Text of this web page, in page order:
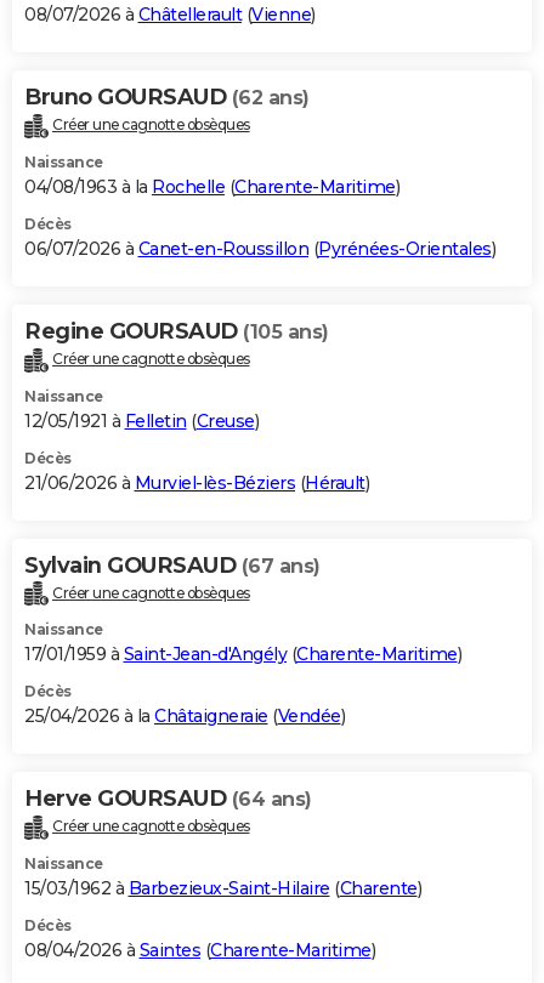
S'inscrire
Se connecter
Lycées
Collèges
Primaires
Universités
Entreprises
Service militaire
Avis de recherche
AVIS DE DÉCÈS
Bricolage
Lifestyle
Culture
Sport
Auto
Television
Voyage
Cinema
08/07/2026 à Châtellerault(Vienne)
Bruno GOURSAUD (62 ans)
Créer une cagnotte obsèques
Naissance
04/08/1963 à la Rochelle (Charente-Maritime)
Décès
06/07/2026 à Canet-en-Roussillon (Pyrénées-Orientales)
Regine GOURSAUD (105 ans)
Créer une cagnotte obsèques
Naissance
12/05/1921 à Felletin (Creuse)
Décès
21/06/2026 à Murviel-lès-Béziers (Hérault)
Sylvain GOURSAUD (67 ans)
Créer une cagnotte obsèques
Naissance
17/01/1959 à Saint-Jean-d'Angély(Charente-Maritime)
Décès
25/04/2026 à la Châtaigneraie (Vendée)
Herve GOURSAUD (64 ans)
Créer une cagnotte obsèques
Naissance
15/03/1962 à Barbezieux-Saint-Hilaire (Charente)
Décès
08/04/2026 à Saintes (Charente-Maritime)